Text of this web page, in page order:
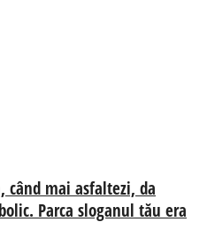
când mai asfaltezi, da
Parca sloganul tău era